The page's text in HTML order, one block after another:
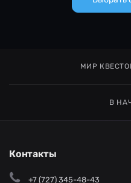
МИР
В
Контакты
+7 (727) 345-48-43